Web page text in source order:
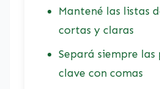
Mantené las listas
cortas y claras
Separá siempre las
clave con comas